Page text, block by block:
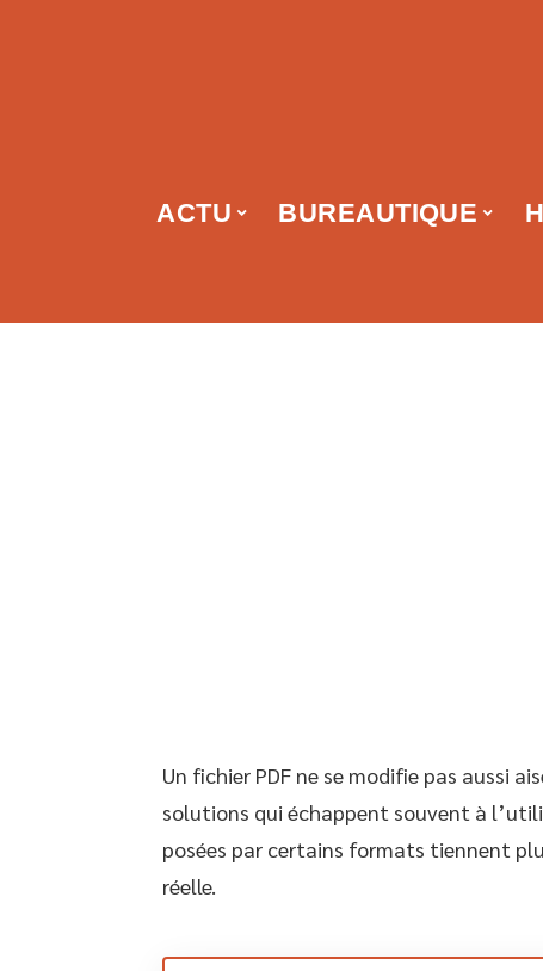
ACTU BUREAUTIQUE
Un fichier PDF ne se modifie pas aussi
solutions qui échappent souvent à
posées par certains formats tiennent
réelle.